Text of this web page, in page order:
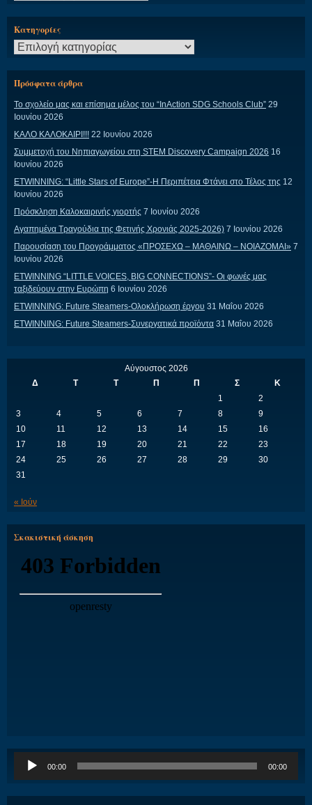
Kατηγορίες
Kατηγορίες
Πρόσφατα άρθρα
Το σχολείο μας και επίσημα μέλος του “InAction SDG Schools Club” 29
Ιουνίου 2026
ΚΑΛΟ ΚΑΛΟΚΑΙΡΙ!!! 22 Ιουνίου 2026
Συμμετοχή του Νηπιαγωγείου στη STEM Discovery Campaign 2026 16
Ιουνίου 2026
ETWINNING: “Little Stars of Europe”-Η Περιπέτεια Φτάνει στο Τέλος της 12
Ιουνίου 2026
Πρόσκληση Καλοκαιρινής γιορτής 7 Ιουνίου 2026
Αγαπημένα Τραγούδια της Φετινής Χρονιάς 2025-2026) 7 Ιουνίου 2026
Παρουσίαση του Προγράμματος «ΠΡΟΣΕΧΩ – ΜΑΘΑΙΝΩ – ΝΟΙΑΖΟΜΑΙ» 7
Ιουνίου 2026
ETWINNING “LITTLE VOICES, BIG CONNECTIONS”- Οι φωνές μας
ταξιδεύουν στην Ευρώπη 6 Ιουνίου 2026
ETWINNING: Future Steamers-Ολοκλήρωση έργου 31 Μαΐου 2026
ETWINNING: Future Steamers-Συνεργατικά προϊόντα 31 Μαΐου 2026
Αύγουστος 2026
Δ
Τ Τ Π Π Σ
Κ
1
2
3
4 5 6 7 8
9
10
11 12 13 14 15
16
17
18 19 20 21 22
23
24
25 26 27 28 29
30
31
« Ιούν
Σκακιστική άσκηση
Πρόγραμμα
Αναπαραγωγής
Ήχου
00:00 00:00